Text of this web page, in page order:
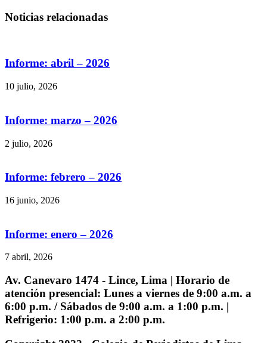
Noticias relacionadas
Informe: abril – 2026
10 julio, 2026
Informe: marzo – 2026
2 julio, 2026
Informe: febrero – 2026
16 junio, 2026
Informe: enero – 2026
7 abril, 2026
Av. Canevaro 1474 - Lince, Lima | Horario de
atención presencial: Lunes a viernes de 9:00 a.m. a
6:00 p.m. / Sábados de 9:00 a.m. a 1:00 p.m. |
Refrigerio: 1:00 p.m. a 2:00 p.m.